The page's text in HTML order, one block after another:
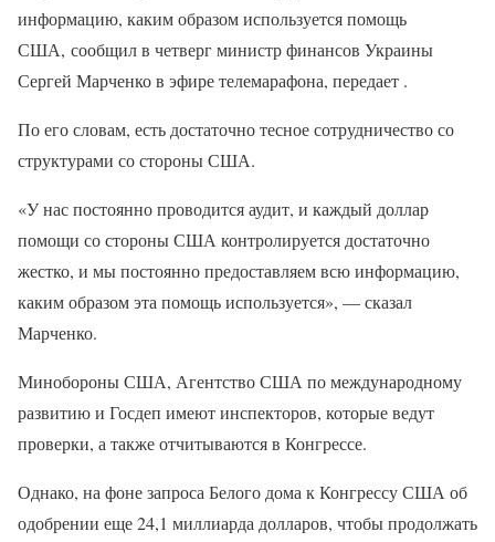
информацию, каким образом используется помощь
США, сообщил в четверг министр финансов Украины
Сергей Марченко в эфире телемарафона, передает .
По его словам, есть достаточно тесное сотрудничество со
структурами со стороны США.
«У нас постоянно проводится аудит, и каждый доллар
помощи со стороны США контролируется достаточно
жестко, и мы постоянно предоставляем всю информацию,
каким образом эта помощь используется», — сказал
Марченко.
Минобороны США, Агентство США по международному
развитию и Госдеп имеют инспекторов, которые ведут
проверки, а также отчитываются в Конгрессе.
Однако, на фоне запроса Белого дома к Конгрессу США об
одобрении еще 24,1 миллиарда долларов, чтобы продолжать